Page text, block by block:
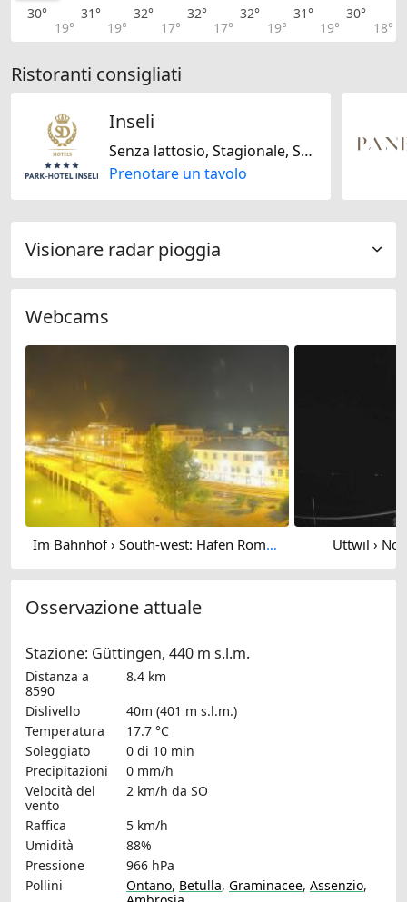
30°
19°
31°
19°
32°
17°
32°
17°
32°
19°
31°
19°
30°
18°
Ristoranti consigliati
Inseli
Senza lattosio, Stagionale, Svizzera, Mediterranea, Regionale, Senza glutine, Internazionale, Steakhouse
Prenotare un tavolo
Visionare radar pioggia
Webcams
Im Bahnhof › South-west: Hafen Romanshorn Uttwil ›
Osservazione attuale
Stazione: Güttingen, 440 m s.l.m.
Distanza a
8590
8.4 km
Dislivello
40m (401 m s.l.m.)
Temperatura
17.7 °C
Soleggiato
0 di 10 min
Precipitazioni
0 mm/h
Velocità del
vento
2 km/h da SO
Raffica
5 km/h
Umidità
88%
Pressione
966 hPa
Pollini
Ontano, Betulla, Graminacee, Assenzio,